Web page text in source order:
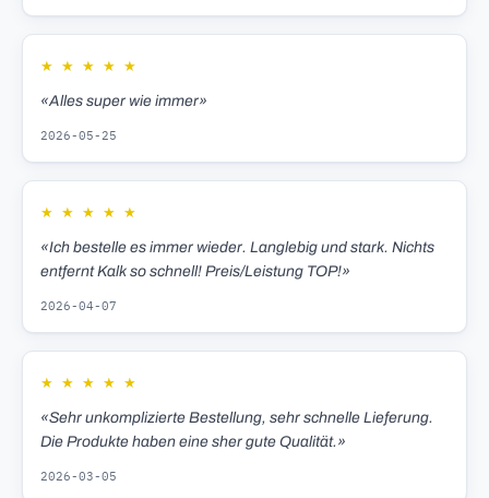
★ ★ ★ ★ ★
«Alles super wie immer»
2026-05-25
★ ★ ★ ★ ★
«Ich bestelle es immer wieder. Langlebig und stark. Nichts
entfernt Kalk so schnell! Preis/Leistung TOP!»
2026-04-07
★ ★ ★ ★ ★
«Sehr unkomplizierte Bestellung, sehr schnelle Lieferung.
Die Produkte haben eine sher gute Qualität.»
2026-03-05